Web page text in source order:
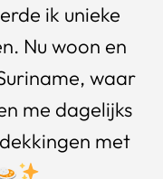
ik unieke
Nu woon en
waar
me dagelijks
met